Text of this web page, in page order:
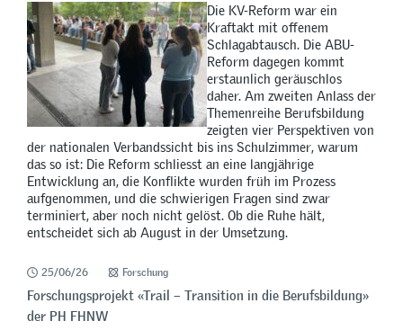
Die KV-Reform war ein
Kraftakt mit offenem
Schlagabtausch. Die ABU-
Reform dagegen kommt
erstaunlich geräuschlos
daher. Am zweiten Anlass der
Themenreihe Berufsbildung
zeigten vier Perspektiven von
der nationalen Verbandssicht bis ins Schulzimmer, warum
das so ist: Die Reform schliesst an eine langjährige
Entwicklung an, die Konflikte wurden früh im Prozess
aufgenommen, und die schwierigen Fragen sind zwar
terminiert, aber noch nicht gelöst. Ob die Ruhe hält,
entscheidet sich ab August in der Umsetzung.
25/06/26 Forschung
Forschungsprojekt «Trail – Transition in die Berufsbildung»
der PH FHNW